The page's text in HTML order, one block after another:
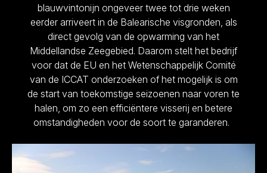
blauwvintonijn ongeveer twee tot drie weken
eerder arriveert in de Balearische visgronden, als
direct gevolg van de opwarming van het
Middellandse Zeegebied. Daarom stelt het bedrijf
voor dat de EU en het Wetenschappelijk Comité
van de ICCAT onderzoeken of het mogelijk is om
de start van toekomstige seizoenen naar voren te
halen, om zo een efficiëntere visserij en betere
omstandigheden voor de soort te garanderen.